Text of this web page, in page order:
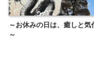
～お休みの日は、癒しと気
～